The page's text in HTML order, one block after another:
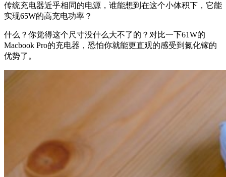
传统充电器近乎相同的电源，谁能想到在这个小体积下，它能
实现65W的高充电功率？
什么？你觉得这个尺寸没什么大不了的？对比一下61W的
Macbook Pro的充电器，恐怕你就能更直观的感受到氮化镓的
优势了。